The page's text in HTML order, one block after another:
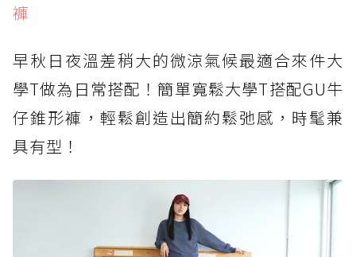
褲
早秋日夜溫差稍大的微涼氣候最適合來件大
學T做為日常搭配！簡單寬鬆大學T搭配GU牛
仔錐形褲，輕鬆創造出簡約鬆弛感，時髦兼
具有型！